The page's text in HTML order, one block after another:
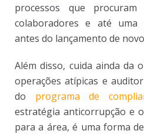
processos que
colaboradores e até uma
antes do lançamento de
Além disso, cuida ainda da
operações atípicas e
do programa de
estratégia anticorrupção e
para a área, é uma forma